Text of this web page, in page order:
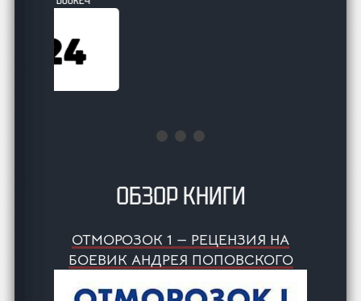
ОБЗОР КНИГИ
ОТМОРОЗОК 1 — РЕЦЕНЗИЯ НА
БОЕВИК АНДРЕЯ ПОПОВСКОГО